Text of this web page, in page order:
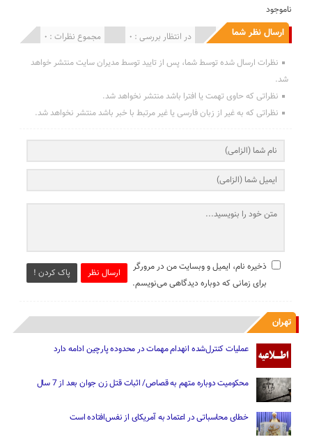
ناموجود
ارسال نظر شما مجموع نظرات : 0 در انتظار بررسی : 0 انتشار یافته : 0
نظرات ارسال شده توسط شما، پس از تایید توسط مدیران سایت منتشر خواهد
شد.
نظراتی که حاوی تهمت یا افترا باشد منتشر نخواهد شد.
نظراتی که به غیر از زبان فارسی یا غیر مرتبط با خبر باشد منتشر نخواهد شد.
ارسال نظر پاک کردن !
ذخیره نام، ایمیل و وبسایت من در مرورگر
برای زمانی که دوباره دیدگاهی می‌نویسم.
تهران
عملیات کنترل‌شده انهدام مهمات در محدوده پارچین ادامه دارد
محکومیت دوباره متهم به قصاص/ اثبات قتل زن جوان بعد از 7 سال
خطای محاسباتی در اعتماد به آمریکای از نفس‌افتاده است